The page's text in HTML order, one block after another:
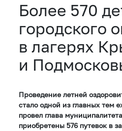
Более 570
городского
в лагерях
и
Проведение летней
стало одной из главных тем
провел глава
приобретены 576 путевок в